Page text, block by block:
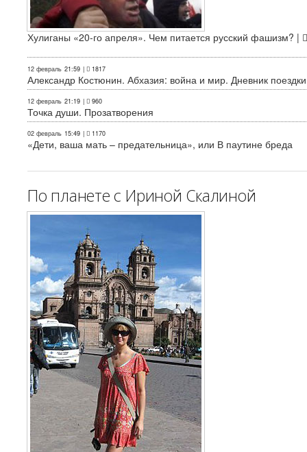
Хулиганы «20-го апреля». Чем питается русский фашизм? |
12 февраль 21:59 | 1817
Александр Костюнин. Абхазия: война и мир. Дневник поездки
12 февраль 21:19 | 960
Точка души. Прозатворения
02 февраль 15:49 | 1170
«Дети, ваша мать – предательница», или В паутине бреда
По планете с Ириной Скалиной